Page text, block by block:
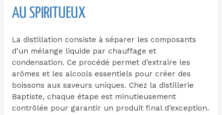
AU SPIRITUEUX
La distillation consiste à séparer les composants
d’un mélange liquide par chauffage et
condensation. Ce procédé permet d’extraire les
arômes et les alcools essentiels pour créer des
boissons aux saveurs uniques. Chez la distillerie
Baptiste, chaque étape est minutieusement
contrôlée pour garantir un produit final d’exception.